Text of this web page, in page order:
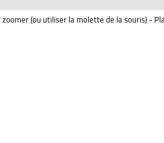
(ou utiliser la molette de la souris) -